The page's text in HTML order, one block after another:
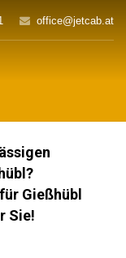
office@jetcab.at
Gießhübl
Sie!